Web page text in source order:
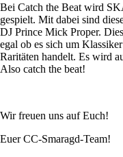
Bei Catch the Beat wird
gespielt. Mit dabei sind
DJ Prince Mick Proper.
egal ob es sich um
Raritäten handelt. Es wird
Also catch the beat!
Wir freuen uns auf Euch!
Euer CC-Smaragd-Team!